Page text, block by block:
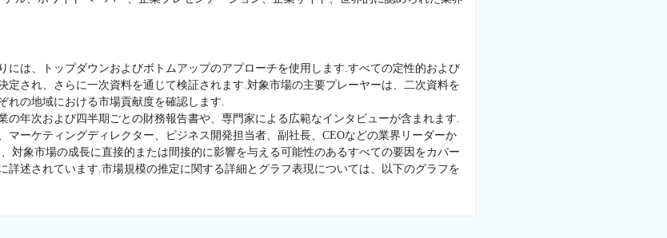
には、トップダウンおよびボトムアップのアプローチを使用します.すべての定性的および
定され、さらに一次資料を通じて検証されます.対象市場の主要プレーヤーは、二次資料を
の地域における市場貢献度を確認します.
の年次および四半期ごとの財務報告書や、専門家による広範なインタビューが含まれます.
マーケティングディレクター、ビジネス開発担当者、副社長、CEOなどの業界リーダーか
対象市場の成長に直接的または間接的に影響を与える可能性のあるすべての要因をカバー
詳述されています.市場規模の推定に関する詳細とグラフ表現については、以下のグラフを